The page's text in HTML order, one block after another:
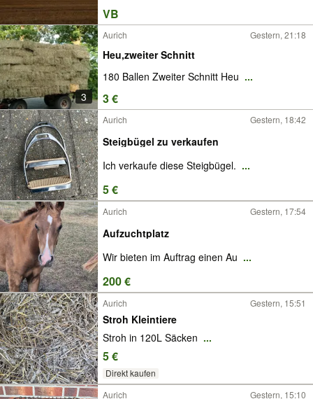
VB
3
Aurich Gestern, 21:18
Heu,zweiter Schnitt
180 Ballen Zweiter Schnitt Heu ...
3 €
Aurich Gestern, 18:42
Steigbügel zu verkaufen
Ich verkaufe diese Steigbügel. ...
5 €
Aurich Gestern, 17:54
Aufzuchtplatz
Wir bieten im Auftrag einen Au ...
200 €
Aurich Gestern, 15:51
Stroh Kleintiere
Stroh in 120L Säcken ...
5 €
Direkt kaufen
Aurich
Gestern, 15:10